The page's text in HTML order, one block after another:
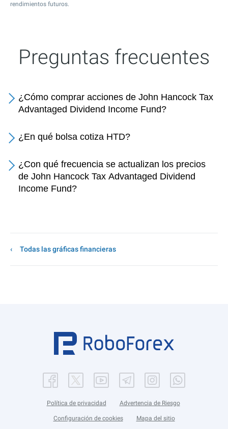
rendimientos futuros.
Preguntas frecuentes
¿Cómo comprar acciones de John Hancock Tax
Advantaged Dividend Income Fund?
¿En qué bolsa cotiza HTD?
¿Con qué frecuencia se actualizan los precios
de John Hancock Tax Advantaged Dividend
Income Fund?
Todas las gráficas financieras
Política de privacidad Advertencia de Riesgo
Configuración de cookies Mapa del sitio